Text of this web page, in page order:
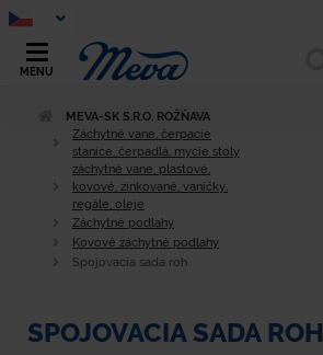
MENU
MEVA-SK S.R.O. ROŽŇAVA
Záchytné vane, čerpacie
stanice, čerpadlá, mycie stoly
záchytné vane, plastové,
kovové, zinkované, vaničky,
regále, oleje
Záchytné podlahy
Kovové záchytné podlahy
Spojovacia sada roh
SPOJOVACIA SADA ROH